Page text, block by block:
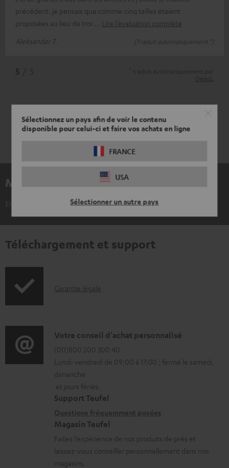
Sélectionnez un pays afin de voir le contenu
disponible pour celui-ci et faire vos achats en ligne
FRANCE
USA
Sélectionner un autre pays
précédent. je pensais que comme cinq tailles étaient
proposées au lieu de troi
Lire l’évaluation complète
Aleksandar T.
(Traduit automatiquement *)
Matériel inclus
Embouts en silicone pour AIRY TWS (XS, S, M, L, XL)
Téléchargement et support
I
o
r
m
a
t
o
n
s
Garantie légale
D
é
t
a
i
s
c
o
Votre conseil d'achat personnalisé
(00)800 200 300 40
Lundi-vendredi de 09:00 à 17:00 ; fermé le samedi,
dimanche
et jours fériés.
Support Teufel
Magasin Teufel
Faites l’expérience de nos produits de près et
laissez-vous conseiller personnellement dans nos
magasins.